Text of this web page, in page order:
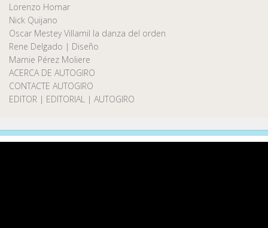
Lorenzo Homar
Nick Quijano
Oscar Mestey Villamil la danza del orden
Rene Delgado | Diseño
Marnie Pérez Moliere
ACERCA DE AUTOGIRO
CONTACTE AUTOGIRO
EDITOR | EDITORIAL | AUTOGIRO